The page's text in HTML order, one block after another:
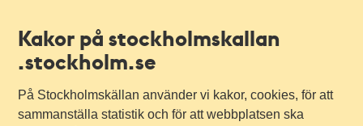
Kakor på stockholmskallan
.stockholm.se
På Stockholmskällan använder vi kakor, cookies, för att
sammanställa statistik och för att webbplatsen ska